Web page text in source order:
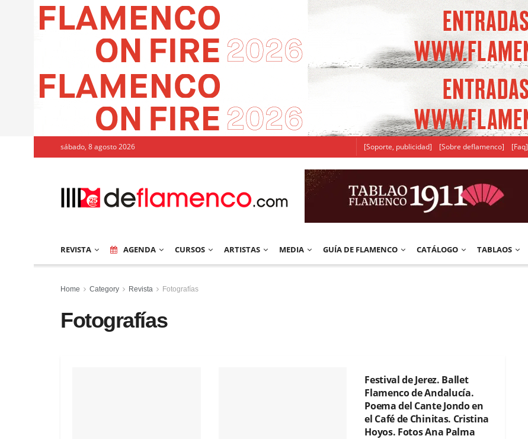
sábado, 8 agosto 2026 [Soporte, publicidad] [Sobre deflamenco] [Faq]
REVISTA AGENDA CURSOS ARTISTAS MEDIA GUÍA DE FLAMENCO CATÁLOGO TABLAOS
Home Category Revista Fotografías
Fotografías
Festival de Jerez. Ballet
Flamenco de Andalucía.
Poema del Cante Jondo en
el Café de Chinitas. Cristina
Hoyos. Fotos Ana Palma